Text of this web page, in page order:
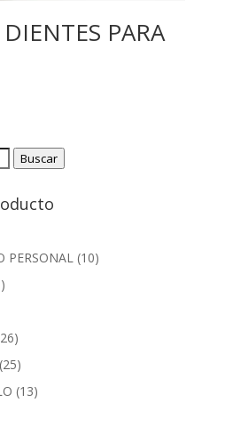
PARA
Buscar
PERSONAL (10)
(25)
(13)